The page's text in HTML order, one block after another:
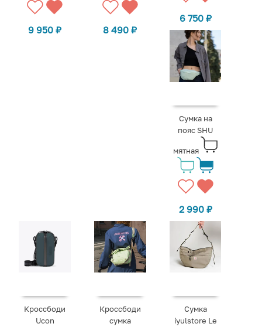
9 950₽ 8 490₽
6 750 ₽
Сумка на
пояс SHU
мятная
2 990 ₽
Кроссбоди
Ucon
Кроссбоди
сумка
Сумка
iyulstore Le